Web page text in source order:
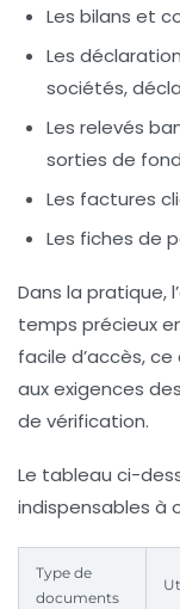
Les bilans et
Les
sociétés,
Les relevés
sorties de
Les factures
Les fiches de
Dans la pratique,
temps précieux
facile d’accès,
aux exigences
de vérification.
Le tableau ci-
indispensables à
Type de
documents